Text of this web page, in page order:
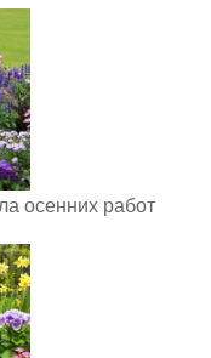
осенних работ